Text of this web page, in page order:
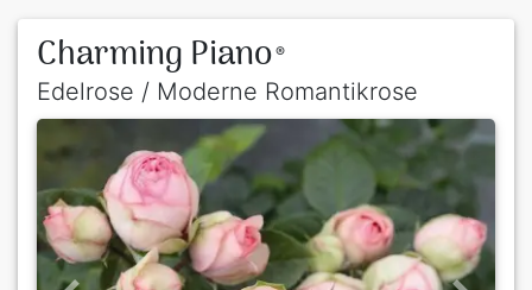
Charming Piano ®
Edelrose / Moderne Romantikrose